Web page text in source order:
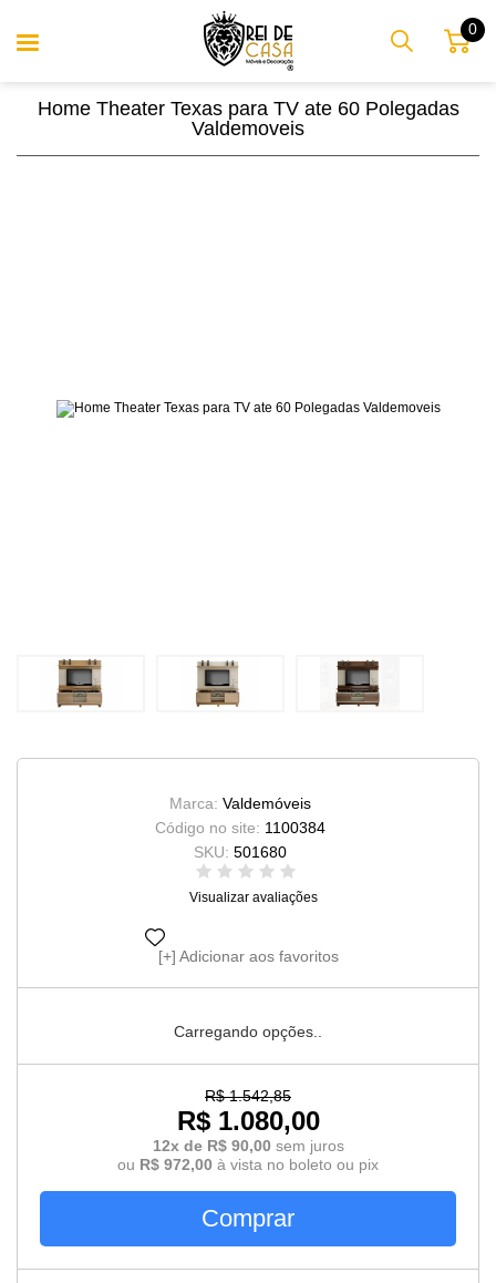
0
Home Theater Texas para TV ate 60 Polegadas
Valdemoveis
Marca: Valdemóveis
Código no site: 1100384
SKU: 501680
Visualizar avaliações
Adicionar aos favoritos
Carregando opções..
R$ 1.542,85
R$ 1.080,00
12x de R$ 90,00 sem juros
ou R$ 972,00 à vista no boleto ou pix
Comprar